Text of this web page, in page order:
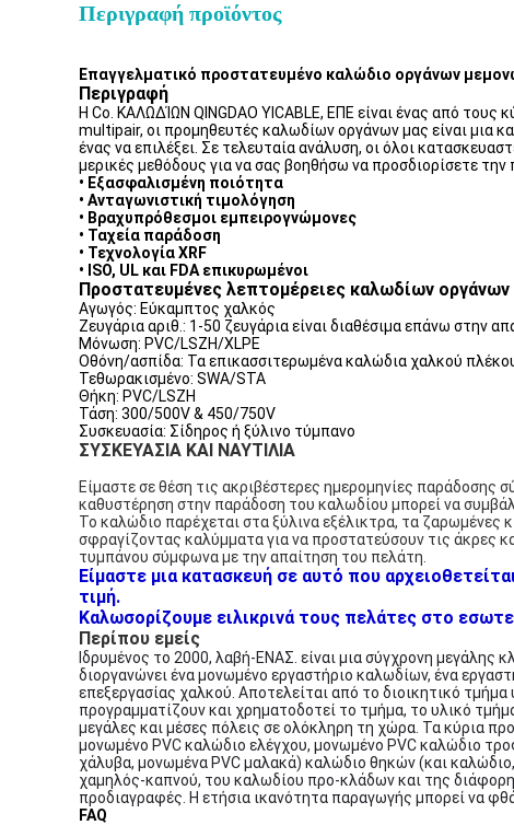
Περιγραφή προϊόντος
Επαγγελματικό προστατευμένο καλώδιο οργάνων
Περιγραφή
Η Co. ΚΑΛΩΔΊΩΝ QINGDAO YICABLE, ΕΠΕ είναι ένας από
multipair, οι προμηθευτές καλωδίων οργάνων μας είναι μια
ένας να επιλέξει. Σε τελευταία ανάλυση, οι όλοι
μερικές μεθόδους για να σας βοηθήσω να προσδιορίσετε
• Εξασφαλισμένη ποιότητα
• Ανταγωνιστική τιμολόγηση
• Βραχυπρόθεσμοι εμπειρογνώμονες
• Ταχεία παράδοση
• Τεχνολογία XRF
• ISO, UL και FDA επικυρωμένοι
Προστατευμένες λεπτομέρειες καλωδίων οργάνων
Αγωγός: Εύκαμπτος χαλκός
Ζευγάρια αριθ.: 1-50 ζευγάρια είναι διαθέσιμα επάνω στην
Μόνωση: PVC/LSZH/XLPE
Οθόνη/ασπίδα: Τα επικασσιτερωμένα καλώδια χαλκού
Τεθωρακισμένο: SWA/STA
Θήκη: PVC/LSZH
Τάση: 300/500V & 450/750V
Συσκευασία: Σίδηρος ή ξύλινο τύμπανο
ΣΥΣΚΕΥΑΣΙΑ ΚΑΙ ΝΑΥΤΙΛΙΑ
Είμαστε σε θέση τις ακριβέστερες ημερομηνίες
καθυστέρηση στην παράδοση του καλωδίου μπορεί να
Το καλώδιο παρέχεται στα ξύλινα εξέλικτρα, τα ζαρωμένες
σφραγίζοντας καλύμματα για να προστατεύσουν τις άκρες
τυμπάνου σύμφωνα με την απαίτηση του πελάτη.
Είμαστε μια κατασκευή σε αυτό που
τιμή.
Καλωσορίζουμε ειλικρινά τους πελάτες στο
Περίπου εμείς
Ιδρυμένος το 2000, λαβή-ΕΝΑΣ. είναι μια σύγχρονη μεγάλης
διοργανώνει ένα μονωμένο εργαστήριο καλωδίων, ένα
επεξεργασίας χαλκού. Αποτελείται από το διοικητικό
προγραμματίζουν και χρηματοδοτεί το τμήμα, το υλικό
μεγάλες και μέσες πόλεις σε ολόκληρη τη χώρα. Τα κύρια
μονωμένο PVC καλώδιο ελέγχου, μονωμένο PVC καλώδιο
χάλυβα, μονωμένα PVC μαλακά) καλώδιο θηκών (και
χαμηλός-καπνού, του καλωδίου προ-κλάδων και της
προδιαγραφές. Η ετήσια ικανότητα παραγωγής μπορεί να
FAQ